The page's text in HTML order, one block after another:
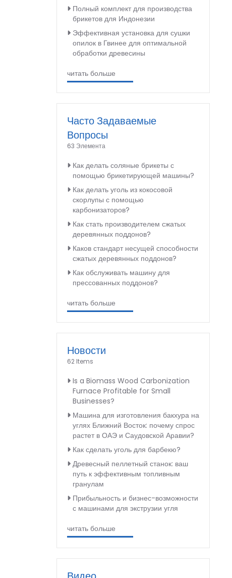
Полный комплект для производства
брикетов для Индонезии
Эффективная установка для сушки
опилок в Гвинее для оптимальной
обработки древесины
читать больше
Часто Задаваемые
Вопросы
63 Элемента
Как делать соляные брикеты с
помощью брикетирующей машины?
Как делать уголь из кокосовой
скорлупы с помощью
карбонизаторов?
Как стать производителем сжатых
деревянных поддонов?
Каков стандарт несущей способности
сжатых деревянных поддонов?
Как обслуживать машину для
прессованных поддонов?
читать больше
Новости
62 Items
Is a Biomass Wood Carbonization
Furnace Profitable for Small
Businesses?
Машина для изготовления бакхура на
углях Ближний Восток: почему спрос
растет в ОАЭ и Саудовской Аравии?
Как сделать уголь для барбекю?
Древесный пеллетный станок: ваш
путь к эффективным топливным
гранулам
Прибыльность и бизнес-возможности
с машинами для экструзии угля
читать больше